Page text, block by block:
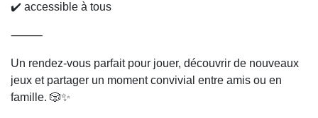
✔️ accessible à tous
⸻
Un rendez-vous parfait pour jouer, découvrir de nouveaux
jeux et partager un moment convivial entre amis ou en
famille. 🎲✨